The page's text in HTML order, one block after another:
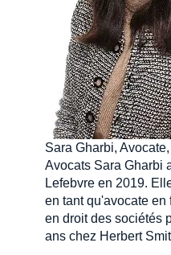
Sara Gharbi,
Avocats Sara Gharbi
Lefebvre en 2019.
en tant qu'avocate
en droit des sociétés
ans chez Herbert